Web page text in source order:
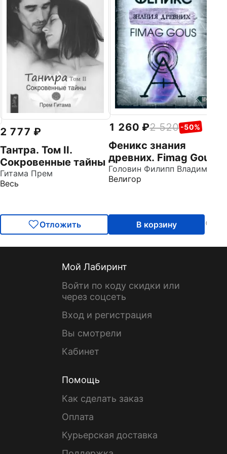
2 777
Тантра. Том II.
Сокровенные тайны
Гитама Прем
Весь
Отложить
1 260 2 520 -50%
Феникс знания
древних. Fimag Gous
Велигор
В корзину
Мой Лабиринт
Войти по коду скидки или
через соцсеть
Вход и регистрация
Вы смотрели
Кабинет
Помощь
Как сделать заказ
Оплата
Курьерская доставка